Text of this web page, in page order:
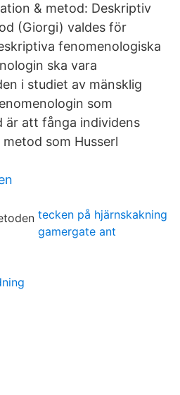
& metod: Deskriptiv
(Giorgi) valdes för
fenomenologiska
ska vara
i studiet av mänsklig
som
är att fånga individens
som Husserl
tecken på hjärnskakning
gamergate ant